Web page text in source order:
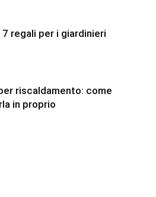
7 regali per i giardinieri
riscaldamento: come
in proprio